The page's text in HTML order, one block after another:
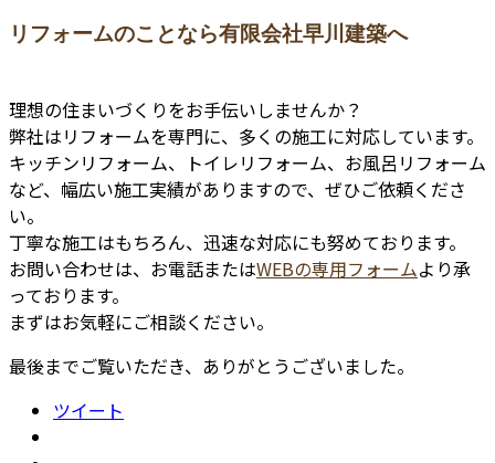
リフォームのことなら有限会社早川建築へ
理想の住まいづくりをお手伝いしませんか？
弊社はリフォームを専門に、多くの施工に対応しています。
キッチンリフォーム、トイレリフォーム、お風呂リフォーム
など、幅広い施工実績がありますので、ぜひご依頼くださ
い。
丁寧な施工はもちろん、迅速な対応にも努めております。
お問い合わせは、お電話またはWEBの専用フォームより承
っております。
まずはお気軽にご相談ください。
最後までご覧いただき、ありがとうございました。
ツイート